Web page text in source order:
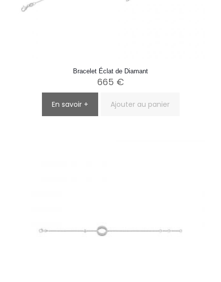
Bracelet Éclat de Diamant
665 €
En savoir + Ajouter au panier